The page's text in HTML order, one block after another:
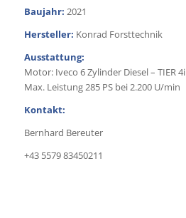
Baujahr: 2021
Hersteller: Konrad Forsttechnik
Ausstattung:
Motor: Iveco 6 Zylinder Diesel – TIER 4i
Max. Leistung 285 PS bei 2.200 U/min
Kontakt:
Bernhard Bereuter
+43 5579 83450211